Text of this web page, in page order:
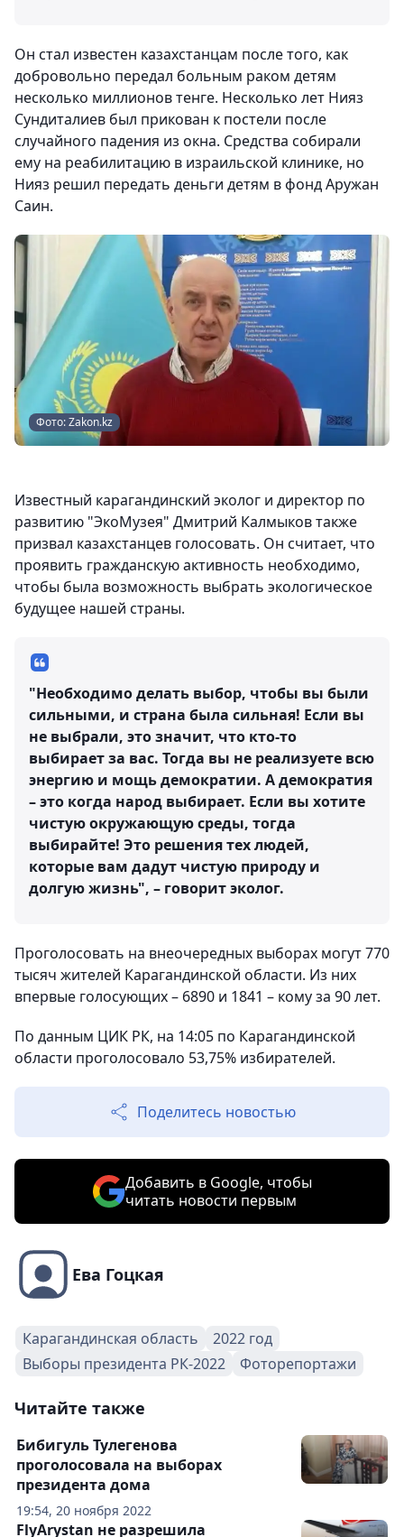
Он стал известен казахстанцам после того, как
добровольно передал больным раком детям
несколько миллионов тенге. Несколько лет Нияз
Сундиталиев был прикован к постели после
случайного падения из окна. Средства собирали
ему на реабилитацию в израильской клинике, но
Нияз решил передать деньги детям в фонд Аружан
Саин.
Фото: Zakon.kz
Известный карагандинский эколог и директор по
развитию "ЭкоМузея" Дмитрий Калмыков также
призвал казахстанцев голосовать. Он считает, что
проявить гражданскую активность необходимо,
чтобы была возможность выбрать экологическое
будущее нашей страны.
"Необходимо делать выбор, чтобы вы были
сильными, и страна была сильная! Если вы
не выбрали, это значит, что кто-то
выбирает за вас. Тогда вы не реализуете всю
энергию и мощь демократии. А демократия
– это когда народ выбирает. Если вы хотите
чистую окружающую среды, тогда
выбирайте! Это решения тех людей,
которые вам дадут чистую природу и
долгую жизнь", – говорит эколог.
Проголосовать на внеочередных выборах могут 770
тысяч жителей Карагандинской области. Из них
впервые голосующих – 6890 и 1841 – кому за 90 лет.
По данным ЦИК РК, на 14:05 по Карагандинской
области проголосовало 53,75% избирателей.
Поделитесь новостью
Добавить в Google, чтобы
читать новости первым
Ева Гоцкая
Карагандинская область
2022 год
Выборы президента РК-2022
Фоторепортажи
Читайте также
19:54, 20 ноября 2022
Бибигуль Тулегенова
проголосовала на выборах
президента дома
FlyArystan не разрешила